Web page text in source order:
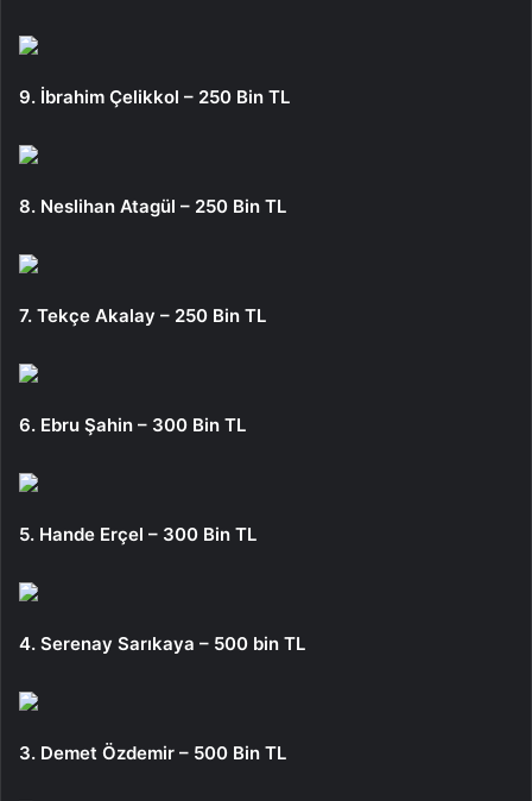
9. İbrahim Çelikkol – 250 Bin TL
8. Neslihan Atagül – 250 Bin TL
7. Tekçe Akalay – 250 Bin TL
6. Ebru Şahin – 300 Bin TL
5. Hande Erçel – 300 Bin TL
4. Serenay Sarıkaya – 500 bin TL
3. Demet Özdemir – 500 Bin TL